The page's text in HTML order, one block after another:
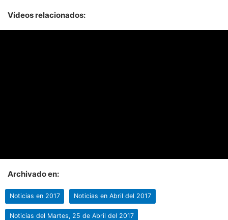
Vídeos relacionados:
Archivado en:
Noticias en 2017 Noticias en Abril del 2017
Noticias del Martes, 25 de Abril del 2017